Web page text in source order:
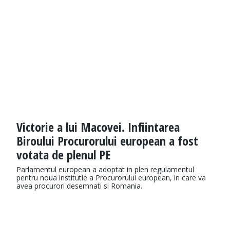
Victorie a lui Macovei. Infiintarea
Biroului Procurorului european a fost
votata de plenul PE
Parlamentul european a adoptat in plen regulamentul
pentru noua institutie a Procurorului european, in care va
avea procurori desemnati si Romania.